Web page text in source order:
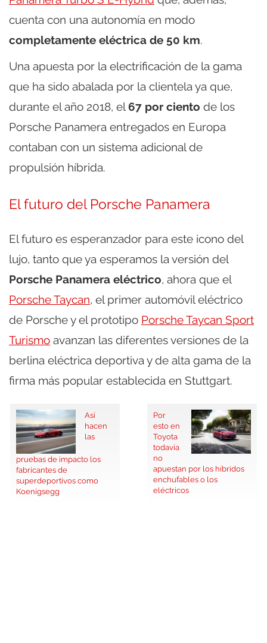
cuenta con una autonomía en modo
completamente eléctrica de 50 km.
Una apuesta por la electrificación de la gama
que ha sido abalada por la clientela ya que,
durante el año 2018, el 67 por ciento de los
Porsche Panamera entregados en Europa
contaban con un sistema adicional de
propulsión híbrida.
El futuro del Porsche Panamera
El futuro es esperanzador para este icono del
lujo, tanto que ya esperamos la versión del
Porsche Panamera eléctrico, ahora que el
Porsche Taycan, el primer automóvil eléctrico
de Porsche y el prototipo Porsche Taycan Sport
Turismo avanzan las diferentes versiones de la
berlina eléctrica deportiva y de alta gama de la
firma más popular establecida en Stuttgart.
Así
hacen
las
pruebas de impacto los
fabricantes de
superdeportivos como
Koenigsegg
Por
esto en
Toyota
todavía
no
apuestan por los híbridos
enchufables o los
eléctricos